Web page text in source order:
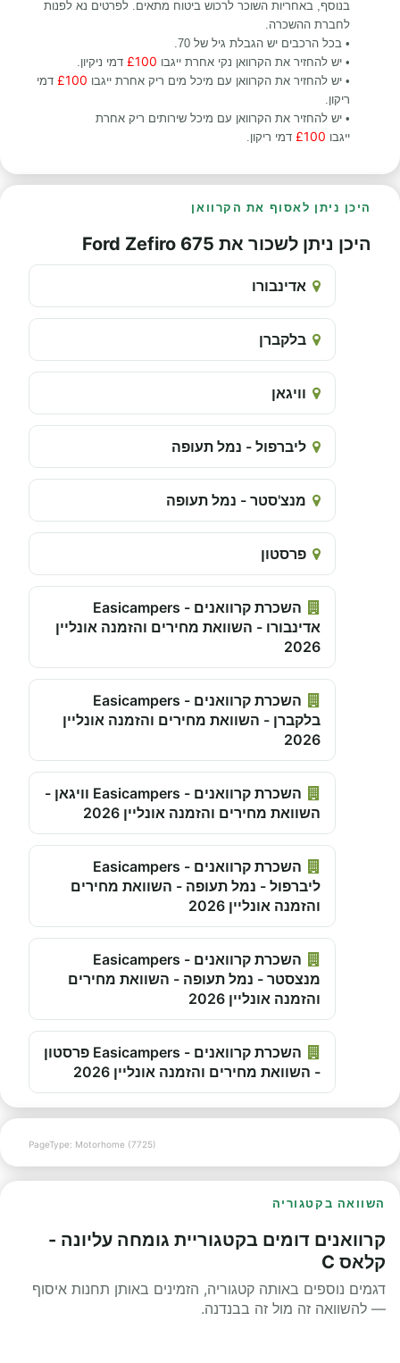
בנוסף, באחריות השוכר לרכוש ביטוח מתאים. לפרטים נא לפנות
לחברת ההשכרה.
• בכל הרכבים יש הגבלת גיל של 70.
• יש להחזיר את הקרוואן נקי אחרת ייגבו £100 דמי ניקיון.
• יש להחזיר את הקרוואן עם מיכל מים ריק אחרת ייגבו £100 דמי
ריקון.
• יש להחזיר את הקרוואן עם מיכל שירותים ריק אחרת
ייגבו £100 דמי ריקון.
היכן ניתן לאסוף את הקרוואן
היכן ניתן לשכור את Ford Zefiro 675
אדינבורו
בלקברן
וויגאן
ליברפול - נמל תעופה
מנצ'סטר - נמל תעופה
פרסטון
השכרת קרוואנים - Easicampers
אדינבורו - השוואת מחירים והזמנה אונליין
2026
השכרת קרוואנים - Easicampers
בלקברן - השוואת מחירים והזמנה אונליין
2026
השכרת קרוואנים - Easicampers וויגאן -
השוואת מחירים והזמנה אונליין 2026
השכרת קרוואנים - Easicampers
ליברפול - נמל תעופה - השוואת מחירים
והזמנה אונליין 2026
השכרת קרוואנים - Easicampers
מנצסטר - נמל תעופה - השוואת מחירים
והזמנה אונליין 2026
השכרת קרוואנים - Easicampers פרסטון
- השוואת מחירים והזמנה אונליין 2026
PageType: Motorhome (7725)
השוואה בקטגוריה
קרוואנים דומים בקטגוריית גומחה עליונה -
קלאס C
דגמים נוספים באותה קטגוריה, הזמינים באותן תחנות איסוף
— להשוואה זה מול זה בבנדנה.